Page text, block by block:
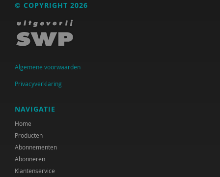
© COPYRIGHT 2026
Algemene voorwaarden
Privacyverklaring
NAVIGATIE
Home
Producten
Abonnementen
Abonneren
Klantenservice